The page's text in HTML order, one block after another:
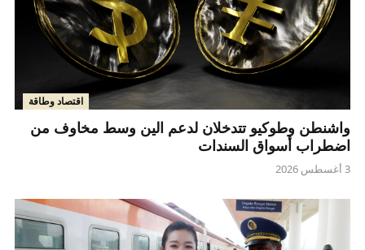
اقتصاد وطاقة
واشنطن وطوكيو تتدخلان لدعم الين وسط مخاوف من
اضطراب أسواق السندات
3 أغسطس 2026